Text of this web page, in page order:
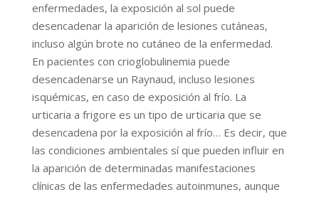
enfermedades, la exposición al sol puede
desencadenar la aparición de lesiones cutáneas,
incluso algún brote no cutáneo de la enfermedad.
En pacientes con crioglobulinemia puede
desencadenarse un Raynaud, incluso lesiones
isquémicas, en caso de exposición al frío. La
urticaria a frigore es un tipo de urticaria que se
desencadena por la exposición al frío… Es decir, que
las condiciones ambientales sí que pueden influir en
la aparición de determinadas manifestaciones
clínicas de las enfermedades autoinmunes, aunque